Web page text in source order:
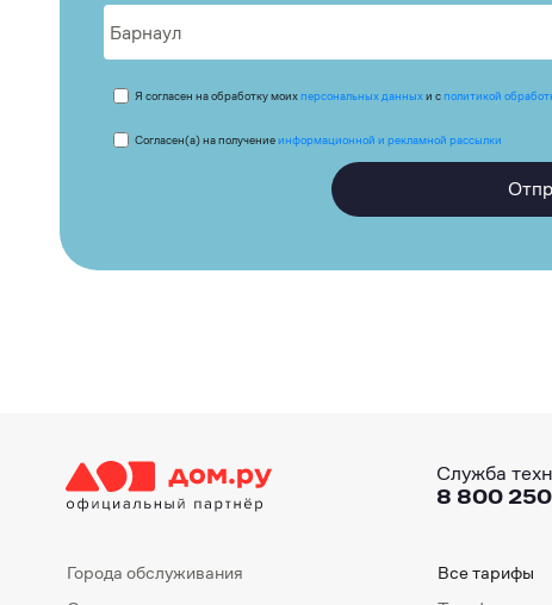
Я согласен на обработку моихперсональных данныхи сполитикой
Согласен(а) на получениеинформационной и рекламной рассылки
Служба
8 800
Города обслуживания
Все тарифы